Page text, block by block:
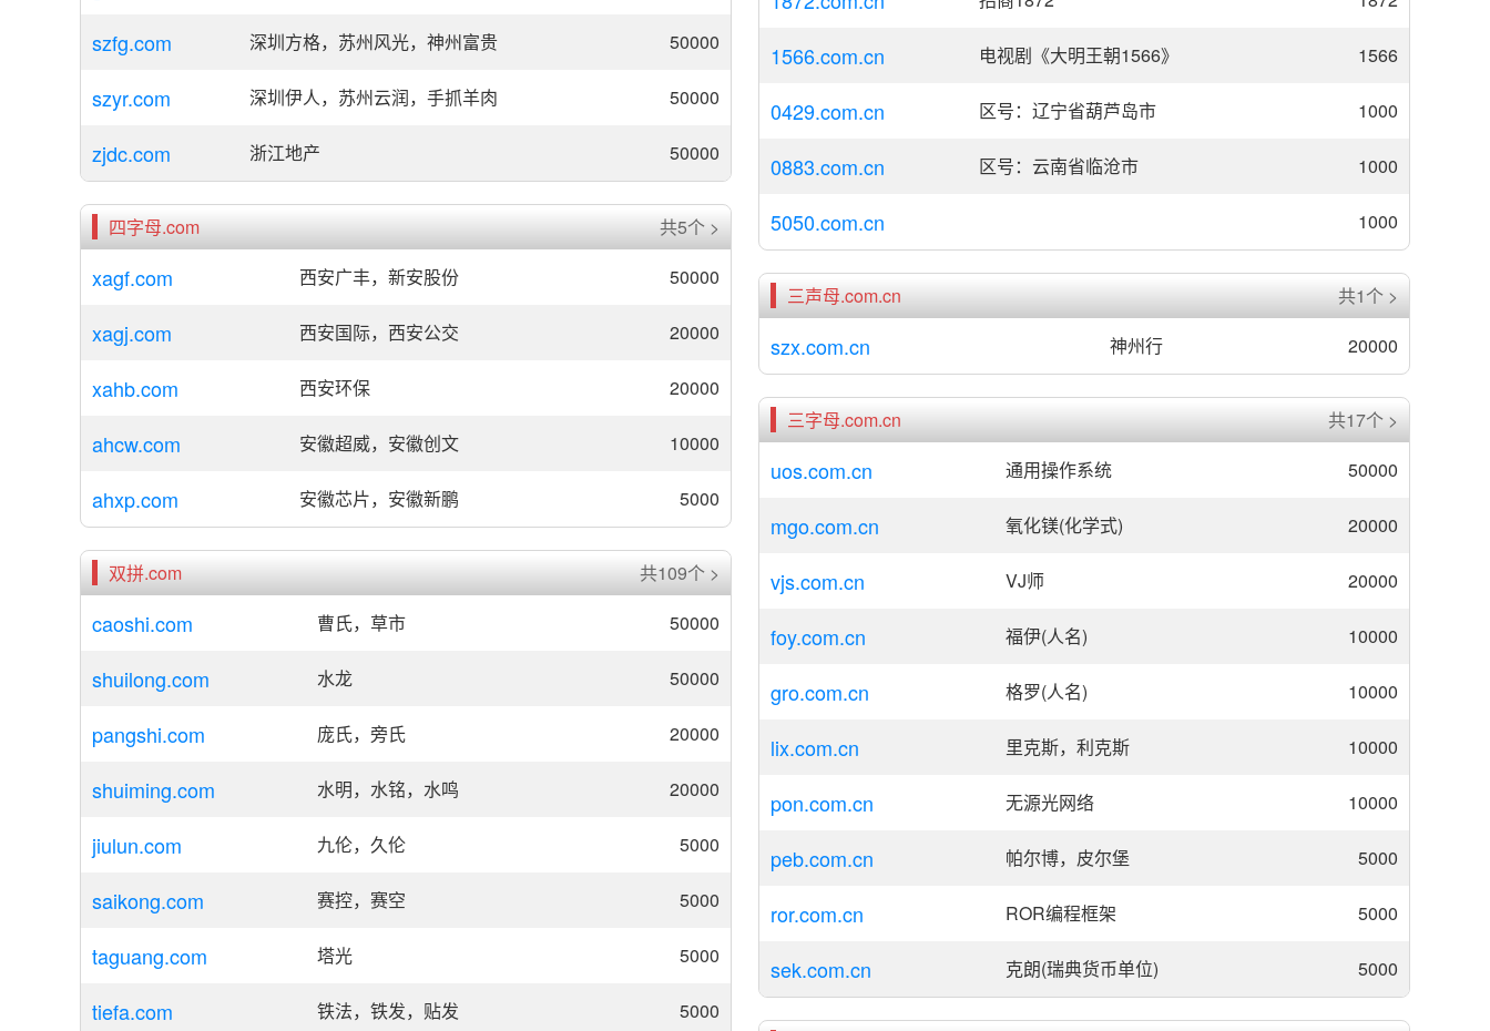
szfg.com 深圳方格，苏州风光，神州富贵 50000
szyr.com 深圳伊人，苏州云润，手抓羊肉 50000
zjdc.com 浙江地产 50000
四字母.com 共5个 >
xagf.com 西安广丰，新安股份 50000
xagj.com 西安国际，西安公交 20000
xahb.com 西安环保 20000
ahcw.com 安徽超威，安徽创文 10000
ahxp.com 安徽芯片，安徽新鹏 5000
双拼.com 共109个 >
caoshi.com 曹氏，草市 50000
shuilong.com 水龙 50000
pangshi.com 庞氏，旁氏 20000
shuiming.com 水明，水铭，水鸣 20000
jiulun.com 九伦，久伦 5000
saikong.com 赛控，赛空 5000
taguang.com 塔光 5000
tiefa.com 铁法，铁发，贴发 5000
1566.com.cn 电视剧《大明王朝1566》 1566
0429.com.cn 区号：辽宁省葫芦岛市 1000
0883.com.cn 区号：云南省临沧市 1000
5050.com.cn 1000
三声母.com.cn 共1个 >
szx.com.cn 神州行 20000
三字母.com.cn 共17个 >
uos.com.cn 通用操作系统 50000
mgo.com.cn 氧化镁(化学式) 20000
vjs.com.cn VJ师 20000
foy.com.cn 福伊(人名) 10000
gro.com.cn 格罗(人名) 10000
lix.com.cn 里克斯，利克斯 10000
pon.com.cn 无源光网络 10000
peb.com.cn 帕尔博，皮尔堡 5000
ror.com.cn ROR编程框架 5000
sek.com.cn 克朗(瑞典货币单位) 5000